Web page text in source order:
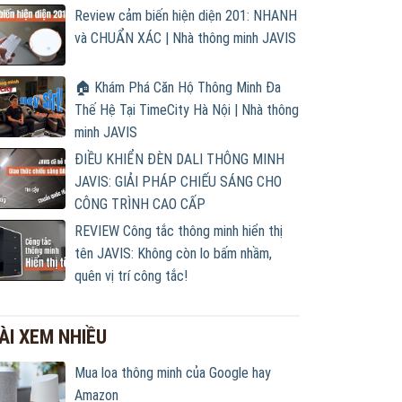
Review cảm biến hiện diện 201: NHANH
và CHUẨN XÁC | Nhà thông minh JAVIS
🏠 Khám Phá Căn Hộ Thông Minh Đa
Thế Hệ Tại TimeCity Hà Nội | Nhà thông
minh JAVIS
ĐIỀU KHIỂN ĐÈN DALI THÔNG MINH
JAVIS: GIẢI PHÁP CHIẾU SÁNG CHO
CÔNG TRÌNH CAO CẤP
REVIEW Công tắc thông minh hiển thị
tên JAVIS: Không còn lo bấm nhầm,
quên vị trí công tắc!
XEM NHIỀU
Mua loa thông minh của Google hay
Amazon